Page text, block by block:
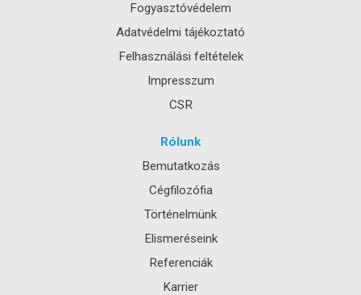
Fogyasztóvédelem
Adatvédelmi tájékoztató
Felhasználási feltételek
Impresszum
CSR
Rólunk
Bemutatkozás
Cégfilozófia
Történelmünk
Elismeréseink
Referenciák
Karrier